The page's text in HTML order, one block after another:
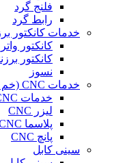
فلنج گرد
رابط گرد
خدمات کانکتور
کانکتور
کانکتور
نسوز
خدمات CNC (خم و برش)
خدمات CNC
لیزر CNC
پلاسما CNC
پانچ CNC
سینی کابل